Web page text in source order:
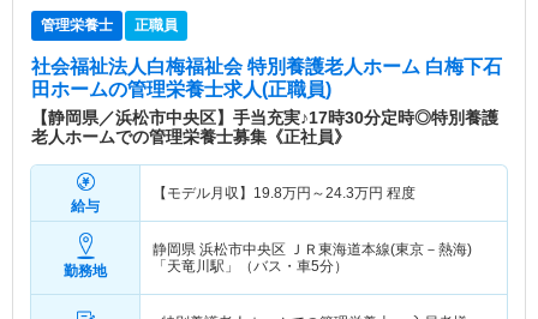
管理栄養士 正職員
社会福祉法人白梅福祉会 特別養護老人ホーム 白梅下石
田ホームの管理栄養士求人(正職員)
【静岡県／浜松市中央区】手当充実♪17時30分定時◎特別養護
老人ホームでの管理栄養士募集《正社員》
給与
【モデル月収】 19.8万円～24.3万円 程度
勤務地
静岡県 浜松市中央区 ＪＲ東海道本線(東京－熱海)
「天竜川駅」（バス・車5分）